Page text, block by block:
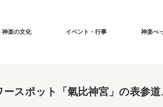
神楽の文化 イベント・行事 神楽べ
スポット「氣比神宮」の表参